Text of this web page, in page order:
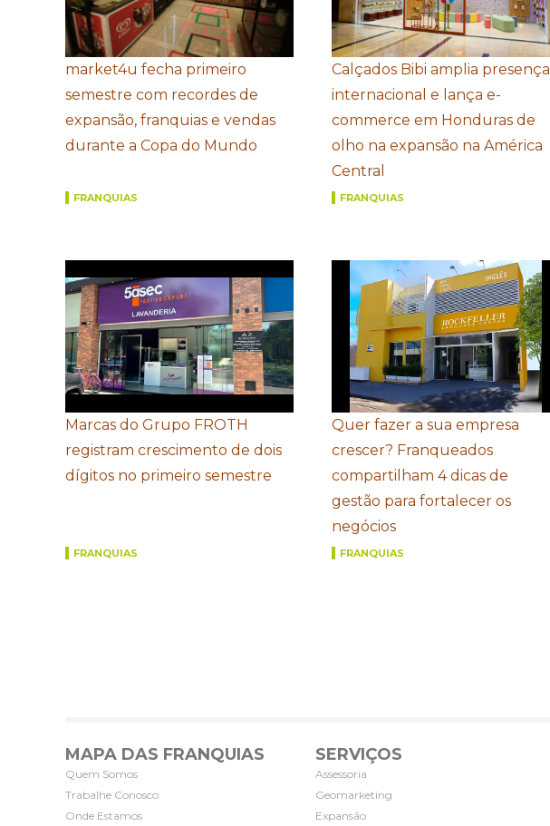
market4u fecha primeiro
semestre com recordes de
expansão, franquias e vendas
durante a Copa do Mundo
FRANQUIAS
Calçados Bibi amplia presença
internacional e lança e-
commerce em Honduras de
olho na expansão na América
Central
FRANQUIAS
Marcas do Grupo FROTH
registram crescimento de dois
dígitos no primeiro semestre
FRANQUIAS
Quer fazer a sua empresa
crescer? Franqueados
compartilham 4 dicas de
gestão para fortalecer os
negócios
FRANQUIAS
MAPA DAS FRANQUIAS
Quem Somos
Trabalhe Conosco
Onde Estamos
SERVIÇOS
Assessoria
Geomarketing
Expansão